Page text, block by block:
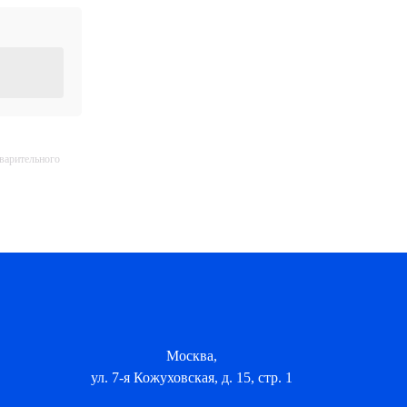
Москва,
ул. 7-я Кожуховская, д. 15, стр. 1